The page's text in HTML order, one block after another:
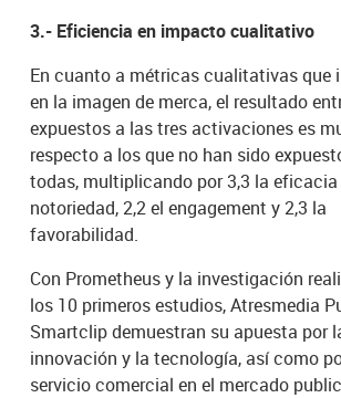
3.- Eficiencia en impacto cualitativo
En cuanto a métricas cualitativas que
en la imagen de merca, el resultado
expuestos a las tres activaciones es
respecto a los que no han sido
todas, multiplicando por 3,3 la eficacia
notoriedad, 2,2 el engagement y 2,3 la
favorabilidad.
Con Prometheus y la investigación
los 10 primeros estudios, Atresmedia
Smartclip demuestran su apuesta por
innovación y la tecnología, así como
servicio comercial en el mercado